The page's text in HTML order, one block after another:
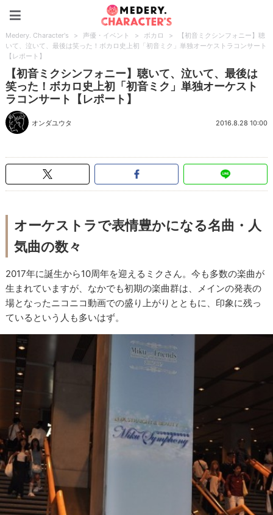
Medery. Character's > 声優・イベント > ボカロ >
【初音ミクシンフォニー】聴
いて、泣いて、最後は笑った！ボカロ史上初「初音ミク」単独オーケストラコンサート
【レポート】
【初音ミクシンフォニー】聴いて、泣いて、最後は
笑った！ボカロ史上初「初音ミク」単独オーケスト
ラコンサート【レポート】
オンダユウタ 2016.8.28 10:00
オーケストラで表情豊かになる名曲・人
気曲の数々
2017年に誕生から10周年を迎えるミクさん。今も多数の楽曲が
生まれていますが、なかでも初期の楽曲群は、メインの発表の
場となったニコニコ動画での盛り上がりとともに、印象に残っ
ているという人も多いはず。